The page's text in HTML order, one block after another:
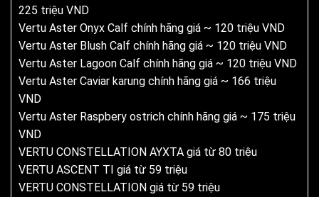
225 triệu VND
Vertu Aster Onyx Calf chính hãng giá ~ 120 triệu VND
Vertu Aster Blush Calf chính hãng giá ~ 120 triệu VND
Vertu Aster Lagoon Calf chính hãng giá ~ 120 triệu VND
Vertu Aster Caviar karung chính hãng giá ~ 166 triệu
VND
Vertu Aster Raspbery ostrich chính hãng giá ~ 175 triệu
VND
VERTU CONSTELLATION AYXTA giá từ 80 triệu
VERTU ASCENT TI giá từ 59 triệu
VERTU CONSTELLATION giá từ 59 triệu